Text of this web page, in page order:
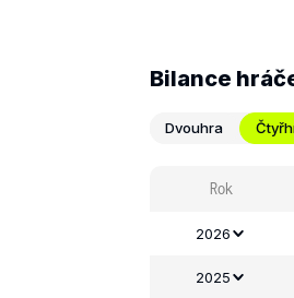
Bilance
Dvouhra
Rok
2026
2025